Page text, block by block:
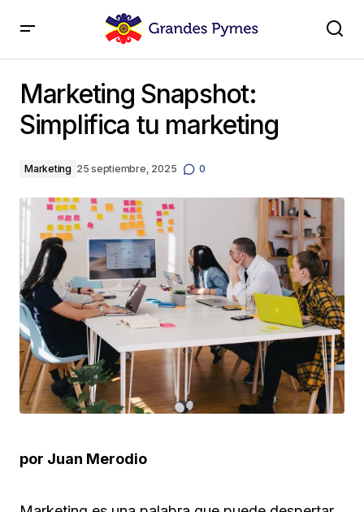
Marketing Snapshot:
Simplifica tu marketing
Marketing 25 septiembre, 2025 0
por Juan Merodio